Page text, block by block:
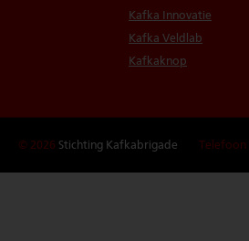
Kafka Innovatie
Kafka Veldlab
Kafkaknop
© 2026 Stichting Kafkabrigade Telefoon